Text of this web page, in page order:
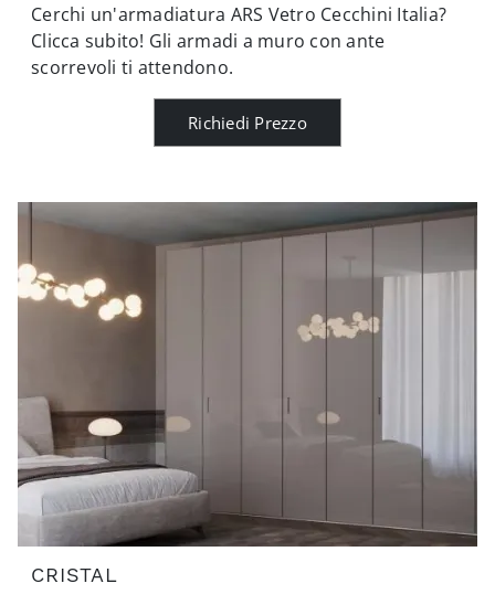
Cerchi un'armadiatura ARS Vetro Cecchini Italia?
Clicca subito! Gli armadi a muro con ante
scorrevoli ti attendono.
Richiedi Prezzo
CRISTAL